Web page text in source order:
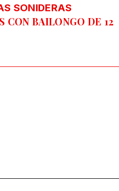
SONIDERAS
CON BAILONGO DE 12